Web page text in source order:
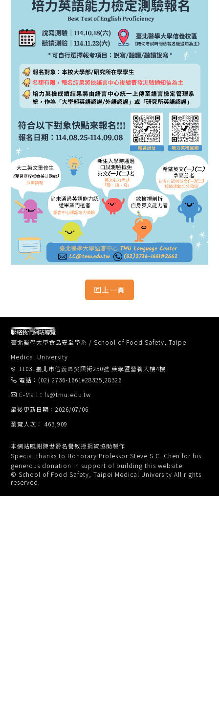
臺北醫學大學食品安全學系 / School of Food Safety, Taipei
Medical University
11031臺北市信義區吳興街250號 藥學暨營養大樓4樓
電話：(02) 2736-1661#28325,28326
瀏覽人次： 463,909
E-Mail：fs@tmu.edu.tw
最後更新日期：2026/07/06
聯絡我們網站導覽
本網站感謝陳世爵名譽教授捐資協助製作
Special thanks to Honorary Professor Steve S.C. Chen for his
generous donation in support of building this website.
© School of Food Safety, Taipei Medical University All rights
reserved.